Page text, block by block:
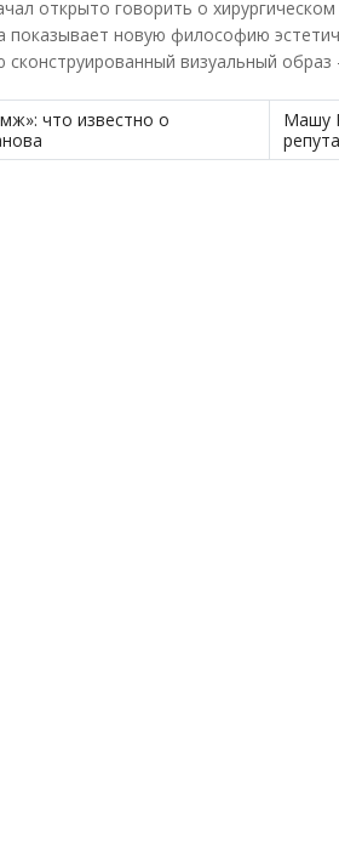
открыто говорить о
новую философию
сконструированный визуальный
что известно о
Машу